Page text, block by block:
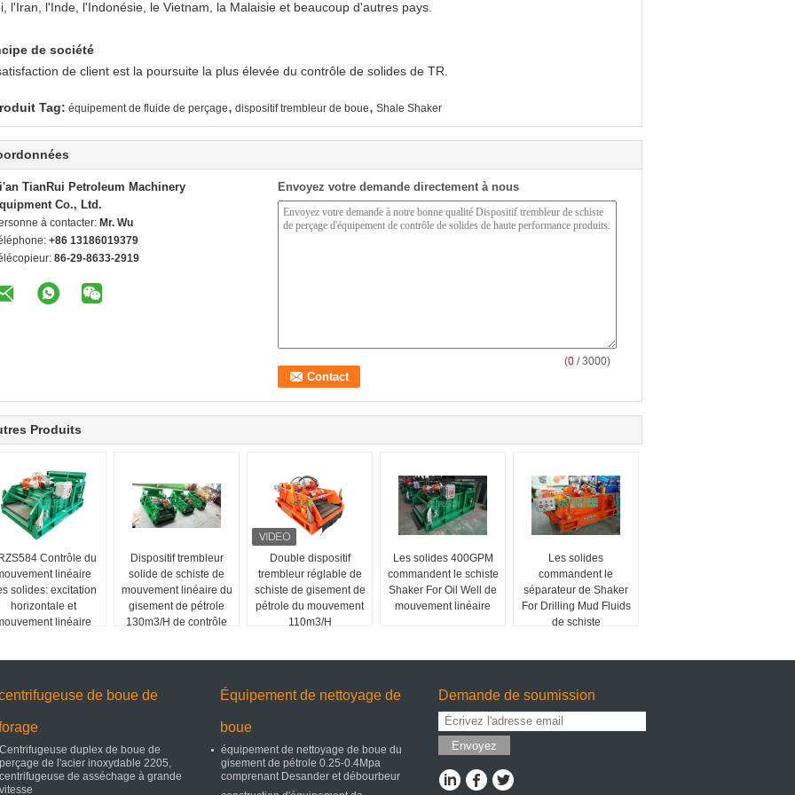
l'Iran, l'Inde, l'Indonésie, le Vietnam, la Malaisie et beaucoup d'autres pays.
de société
de client est la poursuite la plus élevée du contrôle de solides de TR.
Tag: équipement de fluide de perçage, dispositif trembleur de boue, Shale Shaker
TianRui Petroleum Machinery
Co., Ltd.
à contacter: Mr. Wu
+86 13186019379
86-29-8633-2919
Envoyez votre demande directement à nous
(0 / 3000)
Produits
Contrôle du
linéaire
solides: excitation
horizontale et
linéaire
Dispositif trembleur
solide de schiste de
mouvement linéaire du
gisement de pétrole
130m3/H de contrôle
Double dispositif
trembleur réglable de
schiste de gisement de
pétrole du mouvement
110m3/H
Les solides 400GPM
commandent le schiste
Shaker For Oil Well de
mouvement linéaire
Les solides
commandent le
séparateur de Shaker
For Drilling Mud Fluids
de schiste
de boue de
Centrifugeuse duplex de boue de
perçage de l'acier inoxydable 2205,
centrifugeuse de asséchage à grande
vitesse
Équipement de nettoyage de
boue
équipement de nettoyage de boue du
gisement de pétrole 0.25-0.4Mpa
comprenant Desander et débourbeur
Demande de soumission
Envoyez